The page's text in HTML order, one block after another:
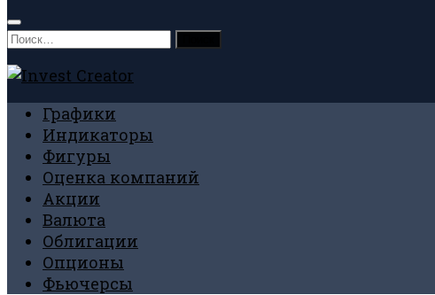
Найти:
Графики
Индикаторы
Фигуры
Оценка компаний
Акции
Валюта
Облигации
Опционы
Фьючерсы